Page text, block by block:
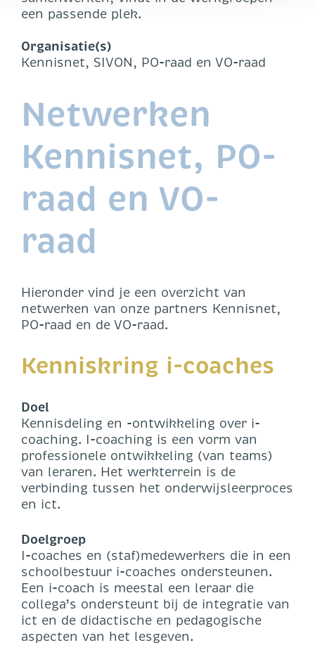
een passende plek.
Organisatie(s)
Kennisnet, SIVON, PO-raad en VO-raad
Netwerken
Kennisnet, PO-
raad en VO-
raad
Hieronder vind je een overzicht van
netwerken van onze partners Kennisnet,
PO-raad en de VO-raad.
Kenniskring i-coaches
Doel
Kennisdeling en -ontwikkeling over i-
coaching. I-coaching is een vorm van
professionele ontwikkeling (van teams)
van leraren. Het werkterrein is de
verbinding tussen het onderwijsleerproces
en ict.
Doelgroep
I-coaches en (staf)medewerkers die in een
schoolbestuur i-coaches ondersteunen.
Een i-coach is meestal een leraar die
collega’s ondersteunt bij de integratie van
ict en de didactische en pedagogische
aspecten van het lesgeven.